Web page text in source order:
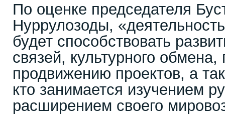
По оценке председателя
Нуррулозоды,
будет способствовать
связей, культурного обмена,
продвижению проектов, а
кто занимается изучением
расширением своего